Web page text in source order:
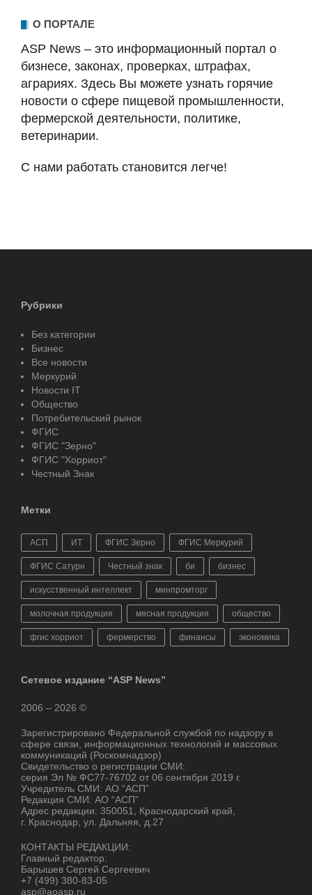
О ПОРТАЛЕ
ASP News – это информационный портал о
бизнесе, законах, проверках, штрафах,
аграриях. Здесь Вы можете узнать горячие
новости о сфере пищевой промышленности,
фермерской деятельности, политике,
ветеринарии.
С нами работать становится легче!
Рубрики
Без категории
Бизнес
Все новости
Меркурий
Новости IT
Общество
Потребительский рынок
ФГИС
ФГИС "Зерно"
ФГИС "Хорриот"
Честный Знак
Метки
АСП ИТ ФГИС Зерно ФГИС Меркурий
ФГИС Сатурн Честный знак би бизнес
искусственный интеллект минпромторг
молочная продукция мясная продукция общество
фгис хорриот фермерство финансы экономика
Сетевое издание “ASP News”
2006 – 2026 ©
Зарегистрировано Федеральной службой по надзору в
сфере связи, информационных технологий и массовых
коммуникаций (Роскомнадзор)
Свидетельство о регистрации СМИ:
серия Эл № ФС77-76702 от 06 сентября 2019 г.
Учредитель СМИ: АО “АСП”
Редакция СМИ: АО “АСП”
Адрес редакции: 350051, Краснодарский край,
г. Краснодар, ул. Дальняя, д.27
КОНТАКТЫ РЕДАКЦИИ:
Главный редактор:
Барышев Сергей Сергеевич
+7 (499) 380-83-05
asp@aoasp.ru